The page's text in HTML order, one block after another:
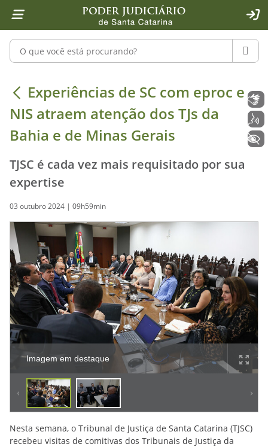
1 Ir para o conteúdo
2 Ir para a ferramenta de acessibilidade - Rybená
4 Ir para o menu principal
5 Ir para a pesquisa
6 Ir para o rodapé
7 Ir para a página inicial
Pesquisar no portal
Experiências de SC com eproc e
Experiências de SC com eproc e
NIS atraem atenção dos TJs da
Bahia e de Minas Gerais
TJSC é cada vez mais requisitado por sua
expertise
03 outubro 2024 | 09h59min
Imagem em destaque
Nesta semana, o Tribunal de Justiça de Santa Catarina (TJSC)
recebeu visitas de comitivas dos Tribunais de Justiça da
Libras
Voz
+ Acessibilidade